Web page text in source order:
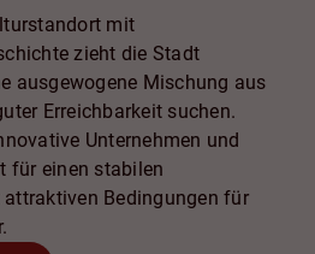
mit
zieht die Stadt
ausgewogene Mischung aus
Erreichbarkeit suchen.
Unternehmen und
für einen stabilen
Bedingungen für